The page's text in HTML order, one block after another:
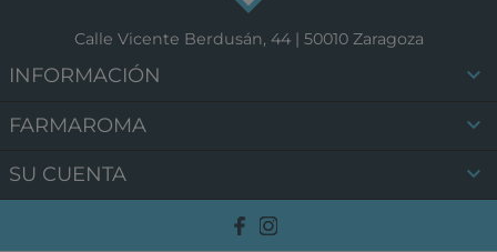
Calle Vicente Berdusán, 44 | 50010 Zaragoza
INFORMACIÓN 
FARMAROMA 
SU CUENTA 